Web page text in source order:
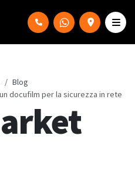
Blog
docufilm per la sicurezza in rete